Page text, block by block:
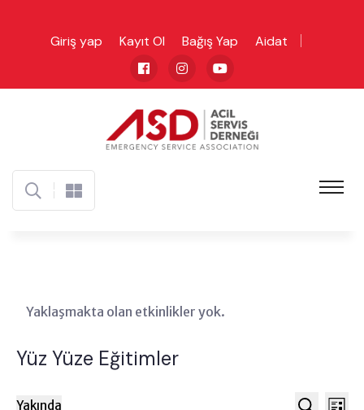
Giriş yap Kayıt Ol Bağış Yap Aidat
Yaklaşmakta olan etkinlikler yok.
Yüz Yüze Eğitimler
Yakında